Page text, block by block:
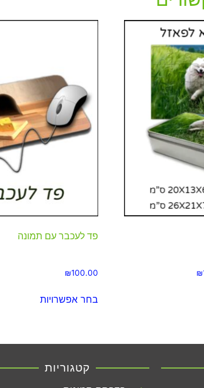
₪
פד לעכבר עם תמונה
₪100.00
בחר אפשרויות
קטגוריות